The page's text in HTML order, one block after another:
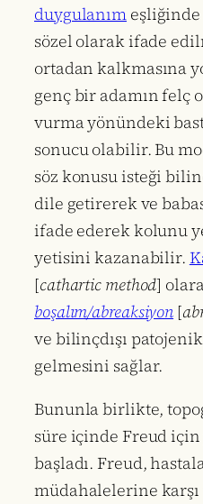
duygulanım eşliğinde
sözel olarak ifade
ortadan kalkmasına
genç bir adamın felç
vurma yönündeki
sonucu olabilir. Bu
söz konusu isteği
dile getirerek ve
ifade ederek kolunu
yetisini kazanabilir.
[cathartic method]
boşalım/abreaksiyon [
ve bilinçdışı
gelmesini sağlar.
Bununla birlikte,
süre içinde Freud
başladı. Freud,
müdahalelerine